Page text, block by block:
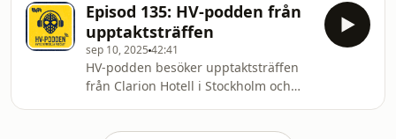
Episod 135: HV-podden från
upptaktsträffen
sep 10, 2025 42:41
HV-podden besöker upptaktsträffen
från Clarion Hotell i Stockholm och